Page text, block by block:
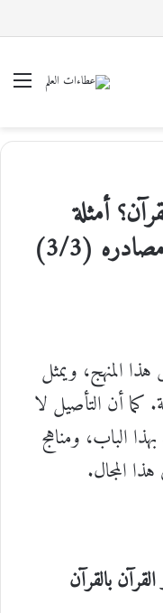
أمثلة
(3/3)
المنهج، ويمثل
كما أن التأصيل لا
الباب، ومناهج
هذا المجال.
بالقرآن